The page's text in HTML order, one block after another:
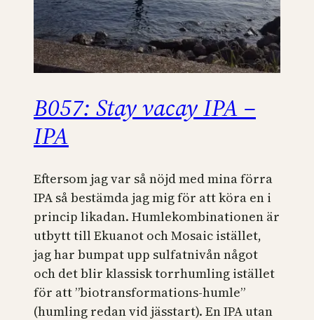
B057: Stay vacay IPA –
IPA
Eftersom jag var så nöjd med mina förra
IPA så bestämda jag mig för att köra en i
princip likadan. Humlekombinationen är
utbytt till Ekuanot och Mosaic istället,
jag har bumpat upp sulfatnivån något
och det blir klassisk torrhumling istället
för att ”biotransformations-humle”
(humling redan vid jässtart). En IPA utan